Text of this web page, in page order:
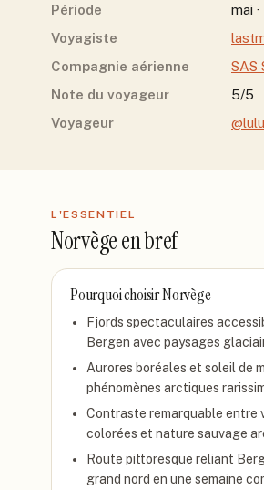
Période
mai
Voyagiste
Compagnie aérienne
SAS
Note du voyageur
5/5
Voyageur
L'ESSENTIEL
Norvègeen bref
Pourquoi choisirNorvège
Fjords spectaculaires
Bergen avec paysages
Aurores boréales et soleil de
phénomènes arctiques
Contraste remarquable entre
colorées et nature sauvage
Route pittoresque reliant
grand nord en une semaine